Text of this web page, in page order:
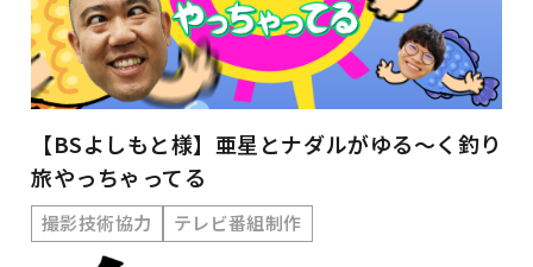
【BSよしもと様】亜星とナダルがゆる～く釣り
旅やっちゃってる
撮影技術協力 テレビ番組制作